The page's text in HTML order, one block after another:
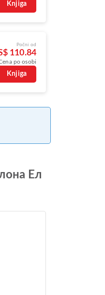
Knjiga
Počni od
110.84
po osobi
Knjiga
Ел